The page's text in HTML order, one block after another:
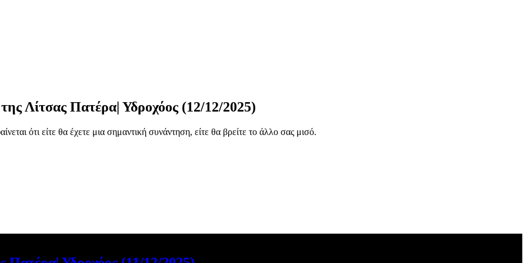
Λίτσας Πατέρα| Υδροχόος (12/12/2025)
ότι είτε θα έχετε μια σημαντική συνάντηση, είτε θα βρείτε το άλλο σας μισό.